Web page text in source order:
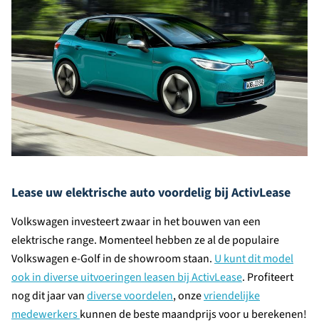
Lease uw elektrische auto voordelig bij ActivLease
Volkswagen investeert zwaar in het bouwen van een
elektrische range. Momenteel hebben ze al de populaire
Volkswagen e-Golf in de showroom staan. U kunt dit model
ook in diverse uitvoeringen leasen bij ActivLease. Profiteert
nog dit jaar vandiverse voordelen, onzevriendelijke
medewerkerskunnen de beste maandprijs voor u berekenen!